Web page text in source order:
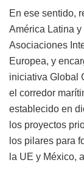
En ese sentido,
América Latina
Asociaciones
Europea, y
iniciativa Global
el corredor
establecido en
los proyectos
los pilares para
la UE y México,